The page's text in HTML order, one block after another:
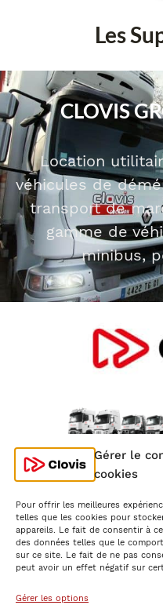
Gérer le
cookies
Pour offrir les meilleures
telles que les cookies pour
appareils. Le fait de consentir à
des données telles que le
sur ce site. Le fait de ne pas
peut avoir un effet négatif sur
Gérer les options
Les
CLOVIS
Location
véhicules de
transport de
gamme de
minibus,